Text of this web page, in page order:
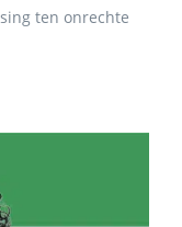
ten onrechte